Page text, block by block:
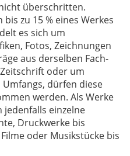
überschritten.
zu 15 % eines Werkes
es sich um
Fotos, Zeichnungen
aus derselben Fach-
oder um
dürfen diese
werden. Als Werke
jedenfalls einzelne
Druckwerke bis
oder Musikstücke bis